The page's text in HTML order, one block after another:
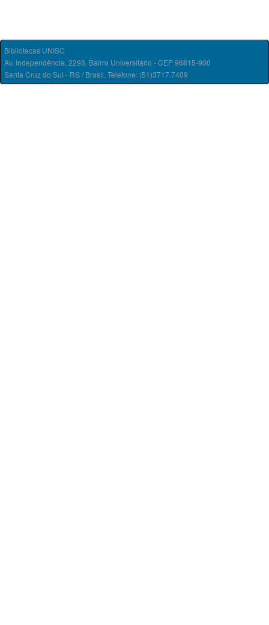
Bibliotecas UNISC
Av. Independência, 2293, Bairro Universitário - CEP 96815-900
Santa Cruz do Sul - RS / Brasil. Telefone: (51)3717.7409